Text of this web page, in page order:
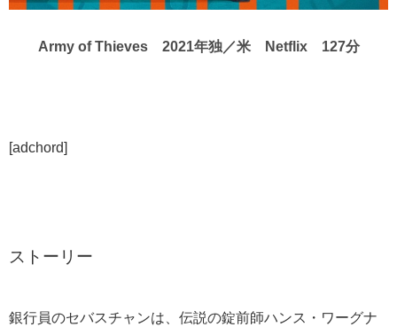
Army of Thieves 2021年独／米 Netflix 127分
[adchord]
ストーリー
銀行員のセバスチャンは、伝説の錠前師ハンス・ワーグナ